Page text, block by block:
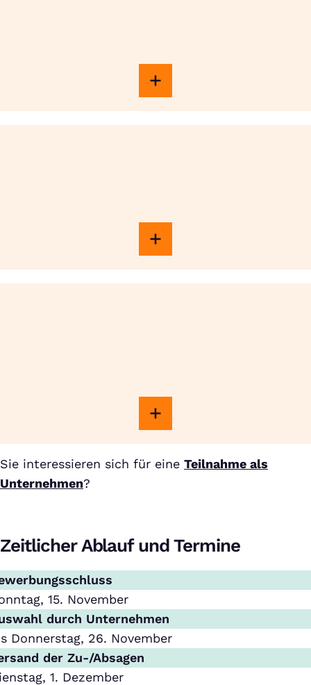
Sie interessieren sich für eine Teilnahme als
Unternehmen?
Zeitlicher Ablauf und Termine
15. November
durch Unternehmen
Donnerstag, 26. November
der Zu-/Absagen
1. Dezember